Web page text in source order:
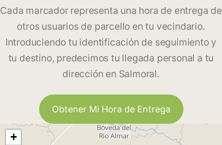
Cada marcador representa una hora de entrega de
otros usuarios de parcello en tu vecindario.
Introduciendo tu identificación de seguimiento y
tu destino, predecimos tu llegada personal a tu
dirección en Salmoral.
Obtener Mi Hora de Entrega
+